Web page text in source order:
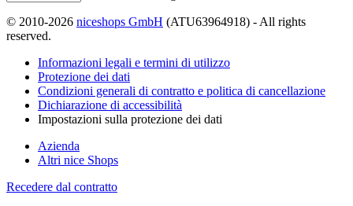
© 2010-2026 niceshops GmbH (ATU63964918) - All rights
reserved.
Informazioni legali e termini di utilizzo
Protezione dei dati
Condizioni generali di contratto e politica di cancellazione
Dichiarazione di accessibilità
Impostazioni sulla protezione dei dati
Azienda
Altri nice Shops
Recedere dal contratto